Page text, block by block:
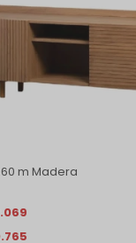
m Madera